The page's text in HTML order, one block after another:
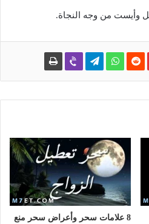
وأيست من وجه النجاة.
8 علامات سحر وأعراض سحر منع